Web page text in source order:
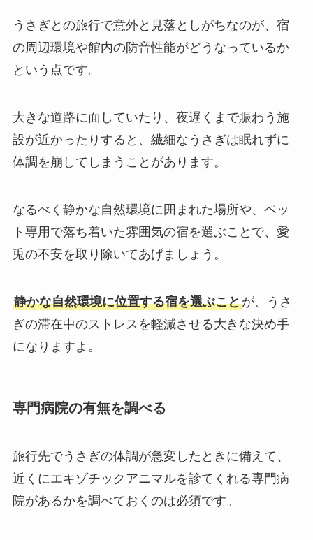
うさぎとの旅行で意外と見落としがちなのが、宿
の周辺環境や館内の防音性能がどうなっているか
という点です。
大きな道路に面していたり、夜遅くまで賑わう施
設が近かったりすると、繊細なうさぎは眠れずに
体調を崩してしまうことがあります。
なるべく静かな自然環境に囲まれた場所や、ペッ
ト専用で落ち着いた雰囲気の宿を選ぶことで、愛
兎の不安を取り除いてあげましょう。
静かな自然環境に位置する宿を選ぶことが、うさ
ぎの滞在中のストレスを軽減させる大きな決め手
になりますよ。
専門病院の有無を調べる
旅行先でうさぎの体調が急変したときに備えて、
近くにエキゾチックアニマルを診てくれる専門病
院があるかを調べておくのは必須です。